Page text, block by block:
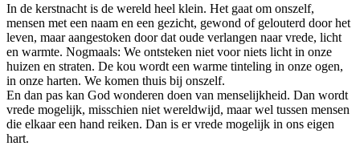
In de kerstnacht is de wereld heel klein. Het gaat om onszelf,
mensen met een naam en een gezicht, gewond of gelouterd door het
leven, maar aangestoken door dat oude verlangen naar vrede, licht
en warmte. Nogmaals: We ontsteken niet voor niets licht in onze
huizen en straten. De kou wordt een warme tinteling in onze ogen,
in onze harten. We komen thuis bij onszelf.
En dan pas kan God wonderen doen van menselijkheid. Dan wordt
vrede mogelijk, misschien niet wereldwijd, maar wel tussen mensen
die elkaar een hand reiken. Dan is er vrede mogelijk in ons eigen
hart.